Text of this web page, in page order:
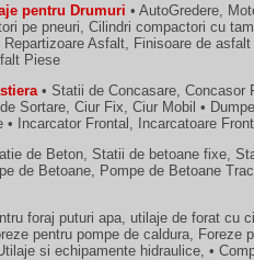
pentru Drumuri • AutoGredere,
pe pneuri, Cilindri compactori cu
Asfalt, Finisoare de
Piese
• Statii de Concasare, Concasor
Sortare, Ciur Fix, Ciur Mobil •
• Incarcator Frontal, Incarcatoare
de Beton, Statii de betoane fixe,
de Betoane, Pompe de Betoane
foraj puturi apa, utilaje de forat cu
pentru pompe de caldura, Foreze
si echipamente hidraulice, •